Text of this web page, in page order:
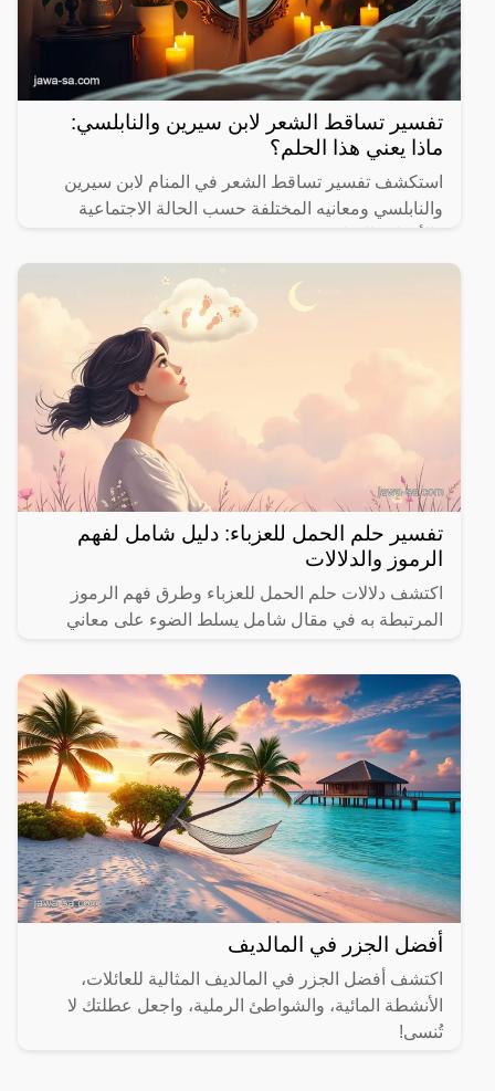
تفسير تساقط الشعر لابن سيرين والنابلسي:
ماذا يعني هذا الحلم؟
استكشف تفسير تساقط الشعر في المنام لابن سيرين
والنابلسي ومعانيه المختلفة حسب الحالة الاجتماعية
تفسير حلم الحمل للعزباء: دليل شامل لفهم
الرموز والدلالات
اكتشف دلالات حلم الحمل للعزباء وطرق فهم الرموز
المرتبطة به في مقال شامل يسلط الضوء على معاني
أفضل الجزر في المالديف
اكتشف أفضل الجزر في المالديف المثالية للعائلات،
الأنشطة المائية، والشواطئ الرملية، واجعل عطلتك لا
تُنسى!